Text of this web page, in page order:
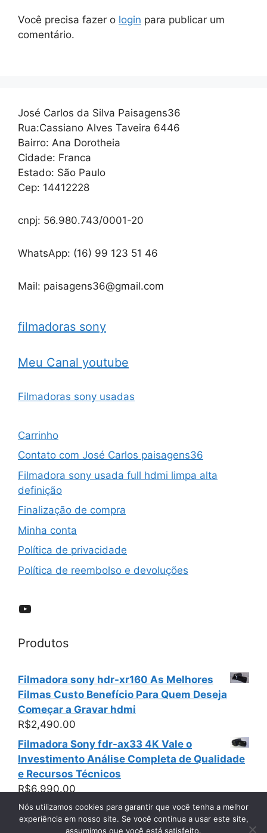
Você precisa fazer o login para publicar um
comentário.
José Carlos da Silva Paisagens36
Rua:Cassiano Alves Taveira 6446
Bairro: Ana Dorotheia
Cidade: Franca
Estado: São Paulo
Cep: 14412228
cnpj: 56.980.743/0001-20
WhatsApp: (16) 99 123 51 46
Mail: paisagens36@gmail.com
filmadoras sony
Meu Canal youtube
Filmadoras sony usadas
Carrinho
Contato com José Carlos paisagens36
Filmadora sony usada full hdmi limpa alta
definição
Finalização de compra
Minha conta
Política de privacidade
Política de reembolso e devoluções
YouTube
Produtos
Filmadora sony hdr-xr160 As Melhores
Filmas Custo Benefício Para Quem Deseja
Começar a Gravar hdmi
R$2,490.00
Filmadora Sony fdr-ax33 4K Vale o
Investimento Análise Completa de Qualidade
e Recursos Técnicos
R$6,990.00
Nós utilizamos cookies para garantir que você tenha a melhor
experiência em nosso site. Se você continua a usar este site,
assumimos que você está satisfeito.